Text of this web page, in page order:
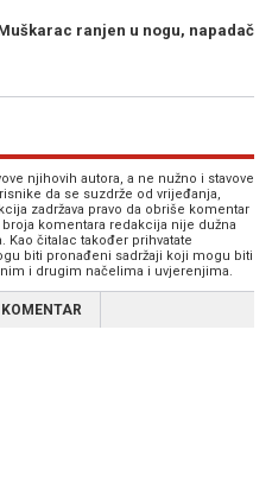
Muškarac ranjen u nogu, napadač
njihovih autora, a ne nužno i stavove
da se suzdrže od vrijeđanja,
zadržava pravo da obriše komentar
komentara redakcija nije dužna
Kao čitalac također prihvatate
biti pronađeni sadržaji koji mogu biti
i drugim načelima i uvjerenjima.